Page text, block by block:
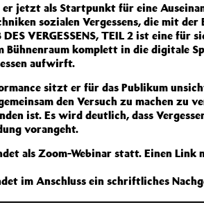
er jetzt als Startpunkt für eine
sozialen Vergessens, die mit der
DES VERGESSENS, TEIL 2 ist eine
komplett in die digitale
aufwirft.
sitzt er für das Publikum
den Versuch zu machen zu
ist. Es wird deutlich, dass
vorangeht.
als Zoom-Webinar statt. Einen Link
im Anschluss ein schriftliches